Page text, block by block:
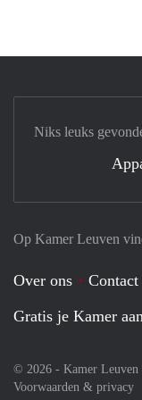
Op Kamer Leuven
Over ons Contact
Gratis je Kamer
© 2026 - Kamer
Voorwaarden & privacy
Niks leuks